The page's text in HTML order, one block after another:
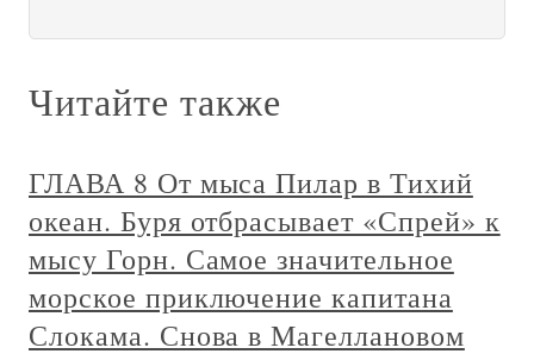
Читайте также
ГЛАВА 8 От мыса Пилар в Тихий
океан. Буря отбрасывает «Спрей» к
мысу Горн. Самое значительное
морское приключение капитана
Слокама. Снова в Магеллановом